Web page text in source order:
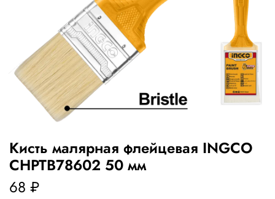
Кисть малярная флейцевая INGCO
CHPTB78602 50 мм
68 ₽